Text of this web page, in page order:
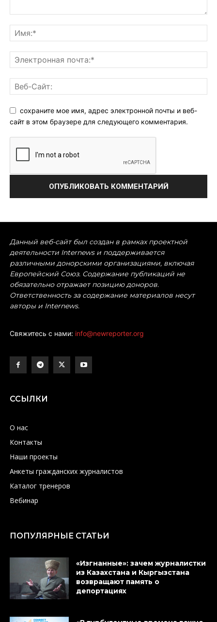
сохраните мое имя, адрес электронной почты и веб-
сайт в этом браузере для следующего комментария.
Данный веб-сайт был создан в рамках проектной
деятельности Internews и поддерживается
различными донорскими организациями, включая
Европейский Союз. Содержание публикаций не
обязательно отражает позицию доноров.
Ответственность за содержание материалов несут
авторы и Internews.
Свяжитесь с нами: info@newreporter.org
ССЫЛКИ
О нас
Контакты
Наши проекты
Анкеты гражданских журналистов
Каталог тренеров
Вебинар
ПОПУЛЯРНЫЕ СТАТЬИ
«Изгнанные»: зачем журналистки
из Казахстана и Кыргызстана
возвращают память о
депортациях